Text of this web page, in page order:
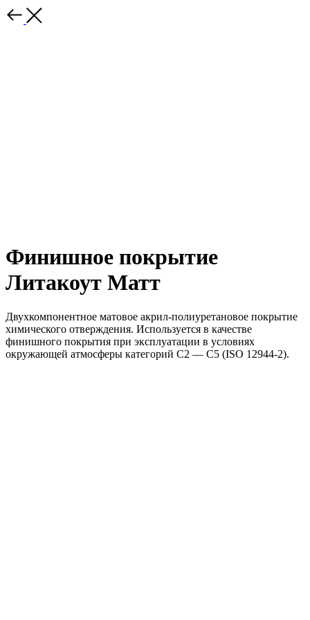
Финишное покрытие
Литакоут Матт
Двухкомпонентное матовое акрил-полиуретановое покрытие
химического отверждения. Используется в качестве
финишного покрытия при эксплуатации в условиях
окружающей атмосферы категорий C2 — C5 (ISO 12944-2).